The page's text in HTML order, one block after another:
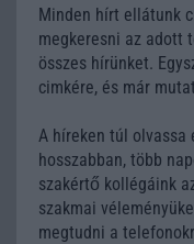
Minden hírt ellátunk
megkeresni az adott
összes hírünket.
cimkére, és már
A híreken túl olvassa
hosszabban, több
szakértő kollégáink
szakmai
megtudni a